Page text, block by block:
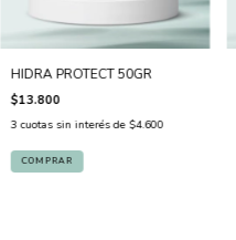
HIDRA PROTECT 50GR
$13.800
3 cuotas sin interés de $4.600